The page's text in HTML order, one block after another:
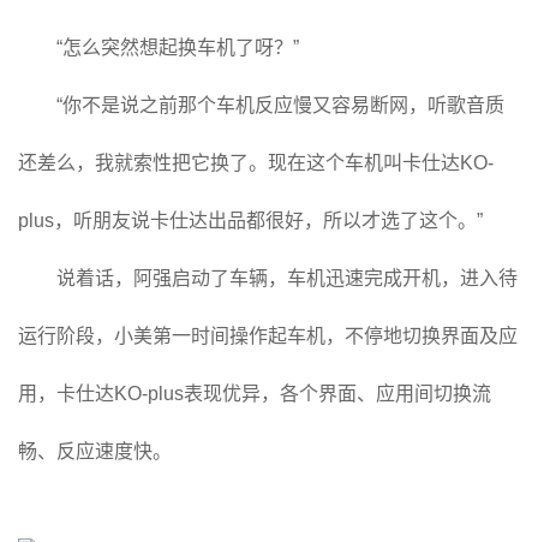
“怎么突然想起换车机了呀？”
“你不是说之前那个车机反应慢又容易断网，听歌音质
还差么，我就索性把它换了。现在这个车机叫卡仕达KO-
plus，听朋友说卡仕达出品都很好，所以才选了这个。”
说着话，阿强启动了车辆，车机迅速完成开机，进入待
运行阶段，小美第一时间操作起车机，不停地切换界面及应
用，卡仕达KO-plus表现优异，各个界面、应用间切换流
畅、反应速度快。